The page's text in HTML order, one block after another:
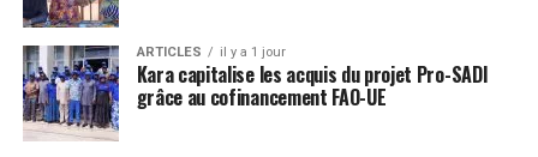
ARTICLES il y a 1 jour
Kara capitalise les acquis du projet Pro-SADI
grâce au cofinancement FAO-UE